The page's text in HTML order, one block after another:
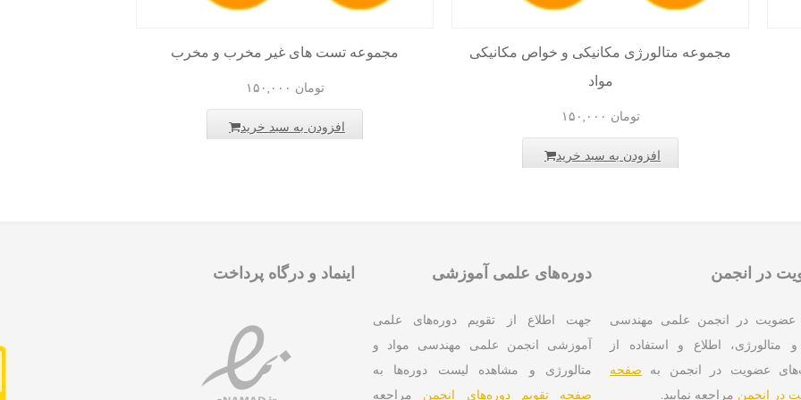
مجموعه تست های غیر مخرب و مخرب
۱۵۰,۰۰۰ تومان
افزودن به سبد خرید
مجموعه متالورژی مکانیکی و خواص مکانیکی
مواد
۱۵۰,۰۰۰ تومان
افزودن به سبد خرید
در انجمن
در انجمن علمی مهندسی
و متالورژی، اطلاع و استفاده از
عضویت در انجمن به صفحه
در انجمن مراجعه نمایید.
دوره‌های علمی آموزشی
جهت اطلاع از تقویم دوره‌های علمی
آموزشی انجمن علمی مهندسی مواد و
متالورژی و مشاهده لیست دوره‌ها به
صفحه تقویم دوره‌های انجمن مراجعه
اینماد و درگاه پرداخت